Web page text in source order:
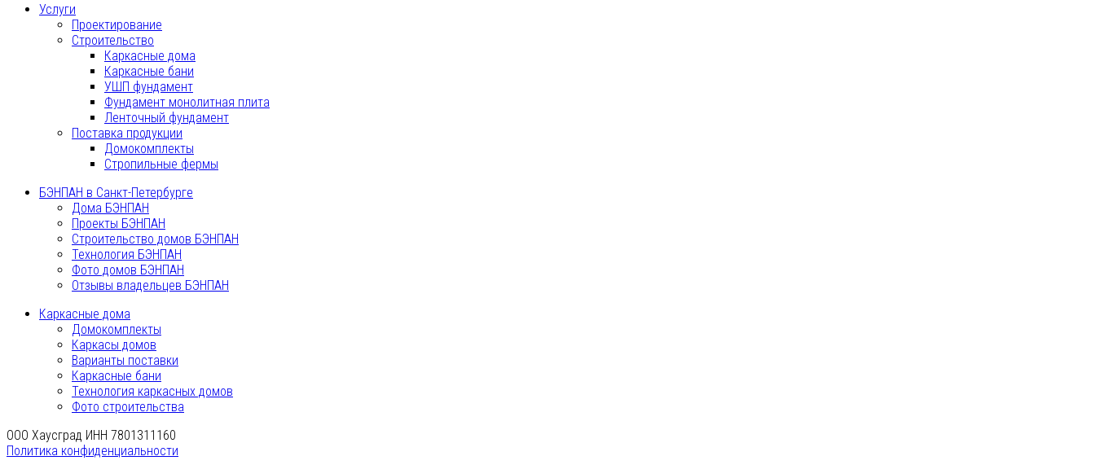
Услуги
Проектирование
Строительство
Каркасные дома
Каркасные бани
УШП фундамент
Фундамент монолитная плита
Ленточный фундамент
Поставка продукции
Домокомплекты
Стропильные фермы
БЭНПАН в Санкт-Петербурге
Дома БЭНПАН
Проекты БЭНПАН
Строительство домов БЭНПАН
Технология БЭНПАН
Фото домов БЭНПАН
Отзывы владельцев БЭНПАН
Каркасные дома
Домокомплекты
Каркасы домов
Варианты поставки
Каркасные бани
Технология каркасных домов
Фото строительства
ООО Хаусград ИНН 7801311160
Политика конфиденциальности